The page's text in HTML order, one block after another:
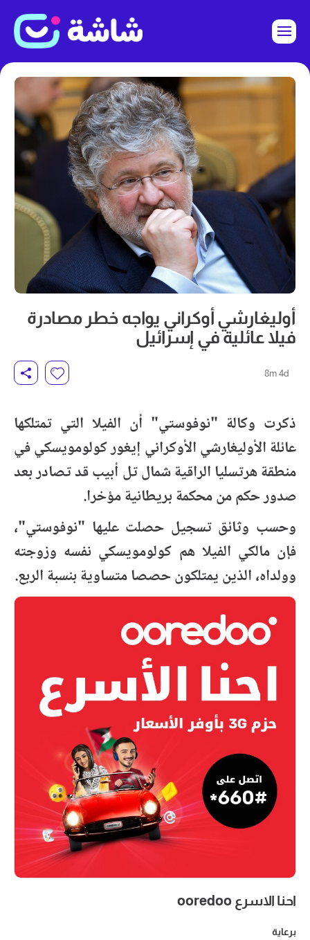
أوليغارشي أوكراني يواجه خطر مصادرة
فيلا عائلية في إسرائيل
8m 4d
ذكرت وكالة "نوفوستي" أن الفيلا التي تمتلكها
عائلة الأوليغارشي الأوكراني إيغور كولومويسكي في
منطقة هرتسليا الراقية شمال تل أبيب قد تصادر بعد
صدور حكم من محكمة بريطانية مؤخرا.
وحسب وثائق تسجيل حصلت عليها "نوفوستي"،
فإن مالكي الفيلا هم كولومويسكي نفسه وزوجته
وولداه، الذين يمتلكون حصصا متساوية بنسبة الربع.
احنا الاسرع ooredoo
برعاية